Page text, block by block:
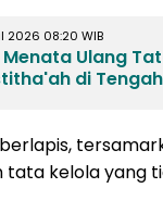
2026 08:20 WIB
Ulang
di
kelola yang